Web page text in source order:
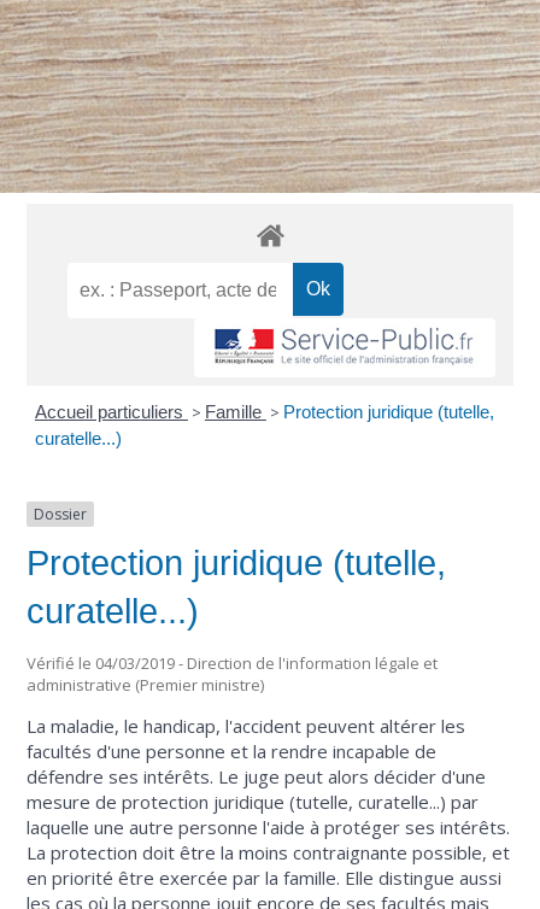
Accueil particuliers > Famille > Protection juridique (tutelle,
curatelle...)
Dossier
Protection juridique (tutelle,
curatelle...)
Vérifié le 04/03/2019 - Direction de l'information légale et
administrative (Premier ministre)
La maladie, le handicap, l'accident peuvent altérer les
facultés d'une personne et la rendre incapable de
défendre ses intérêts. Le juge peut alors décider d'une
mesure de protection juridique (tutelle, curatelle...) par
laquelle une autre personne l'aide à protéger ses intérêts.
La protection doit être la moins contraignante possible, et
en priorité être exercée par la famille. Elle distingue aussi
les cas où la personne jouit encore de ses facultés mais